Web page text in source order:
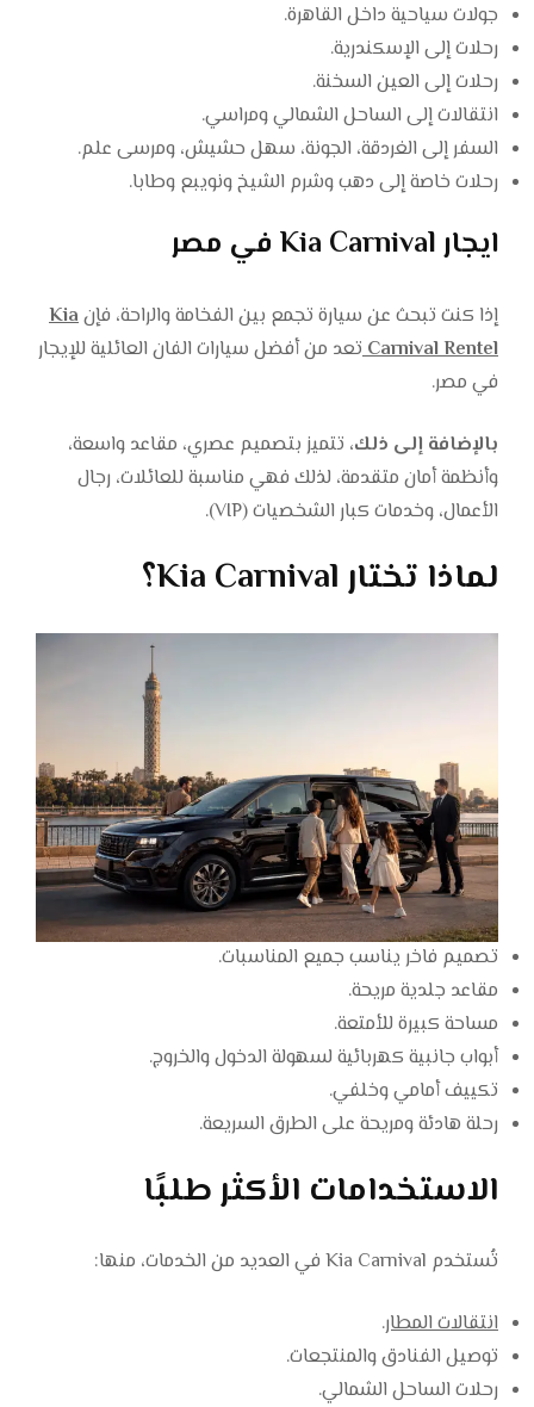
جولات سياحية داخل القاهرة.
رحلات إلى الإسكندرية.
رحلات إلى العين السخنة.
انتقالات إلى الساحل الشمالي ومراسي.
السفر إلى الغردقة، الجونة، سهل حشيش، ومرسى علم.
رحلات خاصة إلى دهب وشرم الشيخ ونويبع وطابا.
ايجار Kia Carnival في مصر
إذا كنت تبحث عن سيارة تجمع بين الفخامة والراحة، فإنKia
Carnival Rentel تعد من أفضل سيارات الفان العائلية للإيجار
في مصر.
بالإضافة إلى ذلك، تتميز بتصميم عصري، مقاعد واسعة،
وأنظمة أمان متقدمة، لذلك فهي مناسبة للعائلات، رجال
الأعمال، وخدمات كبار الشخصيات (VIP).
لماذا تختار Kia Carnival؟
تصميم فاخر يناسب جميع المناسبات.
مقاعد جلدية مريحة.
مساحة كبيرة للأمتعة.
أبواب جانبية كهربائية لسهولة الدخول والخروج.
تكييف أمامي وخلفي.
رحلة هادئة ومريحة على الطرق السريعة.
الاستخدامات الأكثر طلبًا
تُستخدم Kia Carnival في العديد من الخدمات، منها:
انتقالات المطار.
توصيل الفنادق والمنتجعات.
رحلات الساحل الشمالي.